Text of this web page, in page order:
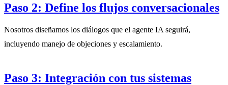
Paso 2: Define los flujos conversacionales
Nosotros diseñamos los diálogos que el agente IA seguirá,
incluyendo manejo de objeciones y escalamiento.
Paso 3: Integración con tus sistemas